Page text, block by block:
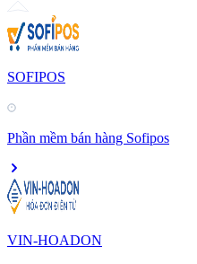
SOFIPOS
Phần mềm bán hàng Sofipos
VIN-HOADON